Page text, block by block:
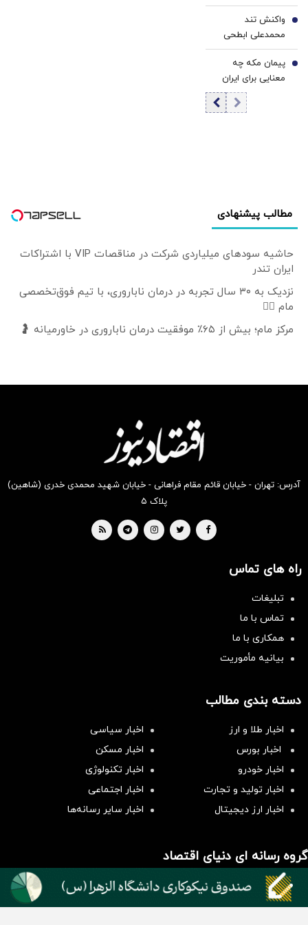
هم‌وزن
عربستان: دنبال
بلوک نظامی و
مسابقه تسلیحاتی
نیستیم
واکنش تند
محمدعلی ابطحی
به باقر خرازی: این
حرف‌ها افتتاح
شعبه رسمی
«حکومت اسلامی
داعش» است
6
پیمان مکه چه
معنایی برای ایران
دارد؟ مقام سابق
اطلاعات اسرائیل از
7
مطالب پیشنهادی
حاشیه سودهای میلیاردی شرکت در مناقصات VIP با اشتراکات
ایران تندر
نزدیک به ۳۰ سال تجربه در درمان ناباروری، با تیم فوق‌تخصصی
مام 👩‍⚕️
مرکز مام؛ بیش از ۶۵٪ موفقیت درمان ناباروری در خاورمیانه 🤰
آدرس: تهران - خیابان قائم مقام فراهانی - خیابان شهید محمدی خدری (شاهین)
پلاک ۵
راه های تماس
تبلیغات
تماس با ما
همکاری با ما
بیانیه مأموریت
دسته بندی مطالب
اخبار طلا و ارز
اخبار سیاسی
اخبار بورس
اخبار مسکن
اخبار خودرو
اخبار تکنولوژی
اخبار تولید و تجارت
اخبار اجتماعی
اخبار ارز دیجیتال
اخبار سایر رسانه‌‌ها
گروه رسانه ای دنیای اقتصاد
گروه رسانه ای دنیای اقتصاد
روزنامه دنیای اقتصاد